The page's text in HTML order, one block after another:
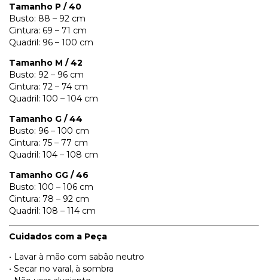
Tamanho P / 40
Busto: 88 – 92 cm
Cintura: 69 – 71 cm
Quadril: 96 – 100 cm
Tamanho M / 42
Busto: 92 – 96 cm
Cintura: 72 – 74 cm
Quadril: 100 – 104 cm
Tamanho G / 44
Busto: 96 – 100 cm
Cintura: 75 – 77 cm
Quadril: 104 – 108 cm
Tamanho GG / 46
Busto: 100 – 106 cm
Cintura: 78 – 92 cm
Quadril: 108 – 114 cm
Cuidados com a Peça
• Lavar à mão com sabão neutro
• Secar no varal, à sombra